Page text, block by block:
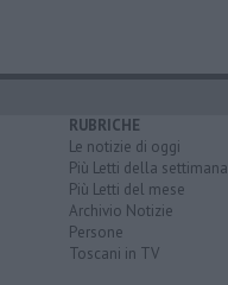
RUBRICHE
Le notizie di oggi
Più Letti della settimana
Più Letti del mese
Archivio Notizie
Persone
Toscani in TV